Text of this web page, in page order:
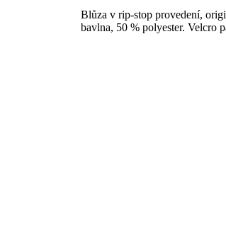
Blůza v rip-stop provedení,
bavlna, 50 % polyester. Velcro